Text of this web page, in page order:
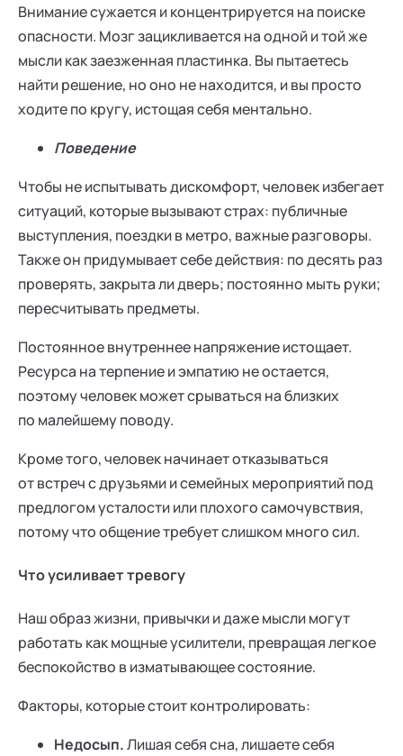
Внимание сужается и концентрируется на поиске
опасности. Мозг зацикливается на одной и той же
мысли как заезженная пластинка. Вы пытаетесь
найти решение, но оно не находится, и вы просто
ходите по кругу, истощая себя ментально.
Поведение
Чтобы не испытывать дискомфорт, человек избегает
ситуаций, которые вызывают страх: публичные
выступления, поездки в метро, важные разговоры.
Также он придумывает себе действия: по десять раз
проверять, закрыта ли дверь; постоянно мыть руки;
пересчитывать предметы.
Постоянное внутреннее напряжение истощает.
Ресурса на терпение и эмпатию не остается,
поэтому человек может срываться на близких
по малейшему поводу.
Кроме того, человек начинает отказываться
от встреч с друзьями и семейных мероприятий под
предлогом усталости или плохого самочувствия,
потому что общение требует слишком много сил.
Что усиливает тревогу
Наш образ жизни, привычки и даже мысли могут
работать как мощные усилители, превращая легкое
беспокойство в изматывающее состояние.
Факторы, которые стоит контролировать:
Недосып.Лишая себя сна, лишаете себя